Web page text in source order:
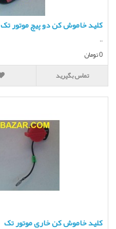
کلید خاموش کن دو پیچ موتور تک
..
0 تومان
تماس بگیرید
کلید خاموش کن خاری موتور تک